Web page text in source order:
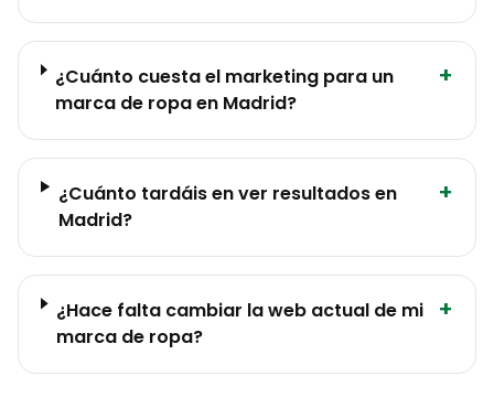
¿Cuánto cuesta el marketing para un
marca de ropa en Madrid?
+
¿Cuánto tardáis en ver resultados en
Madrid?
+
¿Hace falta cambiar la web actual de mi
marca de ropa?
+